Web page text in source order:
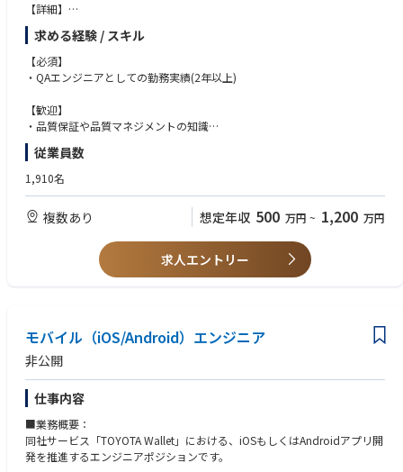
店を通した自動車販売金融事業や、約1,400万人の会員を保有するクレジ
ットカード事業等を展開しています。当社が、特に注力しているTOYOTA
Wallet等のモバイルアプリを活用したプラットフォーム型Webサービスの
開発は、スマホ決済機能に留まらず「モビリティ・生活・金融サービス」
などの分野においても提供価値を拡大していきます。
【詳細】
・iOS(iPhone)アプリ、Androidアプリ、Webシステム全般における動作保
証及び品質担保
・ユーザーファーストに基づいたテスト計画の立案
・プロダクトの仕様、設計内容の確認、テスト計画の確認
・テストケースに基づいた結果分析、改善案の提案
・ステークホルダー（外部関係者含む）への技術的な仕様説明、外部サー
ビス連携、仕様詰めの実施
【開発体制】
■技術スタック
・開発言語：Kotlin, Swift, HTML, CSS, JavaScript(TypeScript, React.js）,
・フレームワーク等：Clean Architecture, RxSwift,
・CI/CD：Bitrise, Bitrise/fastlane, GitHub Actions
・その他：GitHub/Slack/Backlog/Zeplin/Figma/JIRA/Confluence
け、専門組織を立ち上げました。
・事業企画・UI/UX・IT開発に携わるメンバーがワンチームとなって、お客
様のニーズを探り、現場で迅速な意思決定を行い、プロダクトを進化させ
ていくための内製開発チームを立ち上げました。
・開発体制については、グループ関連会社・事業パートナー各社とプロジ
す。
・より円滑かつスピーディーに開発を行っていくため、開発の内製化を進
めており、それに伴って内製開発体制の採用強化を行っております。
求める経験 / スキル
【必須】
・QAエンジニアとしての勤務実績(2年以上)
【歓迎】
・品質保証や品質マネジメントの知識
・ソフトウェアテストに関する知識
・インフラやクラウドに関する知識
・テストプロセスの作成及び改善提案の経験
【求める人物像】
・社内外問わず、業務連携に積極的に取り組める方
・相手を尊重したコミュニケーションを取れる方
従業員数
1,910名
複数あり 想定年収 500 万円 ~ 1,200 万円
求人エントリー
モバイル（iOS/Android）エンジニア
非公開
仕事内容
■業務概要：
同社サービス「TOYOTA Wallet」における、iOSもしくはAndroidアプリ開
発を推進するエンジニアポジションです。